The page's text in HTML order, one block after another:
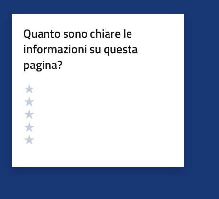
Quanto sono chiare le
informazioni su questa
pagina?
Valutazione